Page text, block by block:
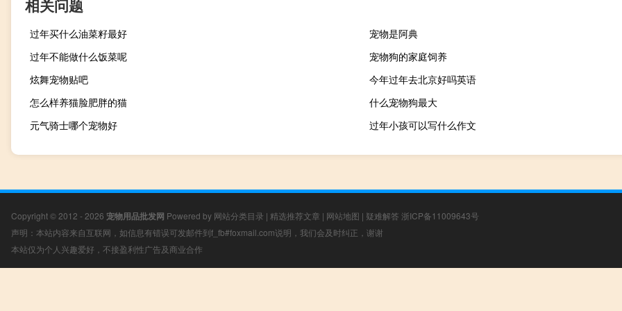
相关问题
过年买什么油菜籽最好
宠物是阿典
过年不能做什么饭菜呢
宠物狗的家庭饲养
炫舞宠物贴吧
今年过年去北京好吗英语
怎么样养猫脸肥胖的猫
什么宠物狗最大
元气骑士哪个宠物好
过年小孩可以写什么作文
Copyright © 2012 - 2026 宠物用品批发网 Powered by 网站分类目录 | 精选推荐文章 | 网站地图 | 疑难解答 浙ICP备11009643号
声明：本站内容来自互联网，如信息有错误可发邮件到f_fb#foxmail.com说明，我们会及时纠正，谢谢
本站仅为个人兴趣爱好，不接盈利性广告及商业合作